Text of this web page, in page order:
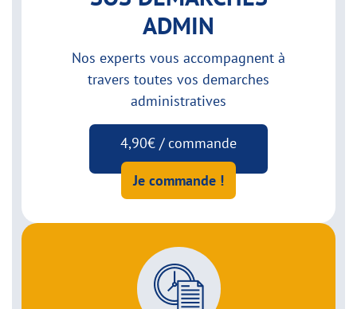
ADMIN
Nos experts vous accompagnent à
travers toutes vos demarches
administratives
4,90€ / commande
Je commande !